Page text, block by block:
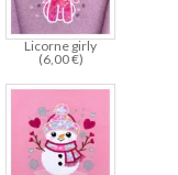
Licorne girly
(6,00€)